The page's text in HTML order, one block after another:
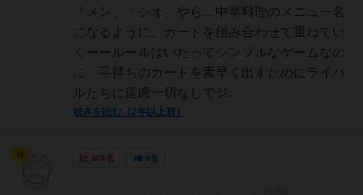
「メン」「シオ」やら…中華料理のメニュー名
になるように、カードを組み合わせて重ねてい
くーールールはいたってシンプルなゲームなの
に、手持ちのカードを素早く出すためにライバ
ルたちに遠慮一切なしでジ...
続きを読む（2年以上前）
508名 0名